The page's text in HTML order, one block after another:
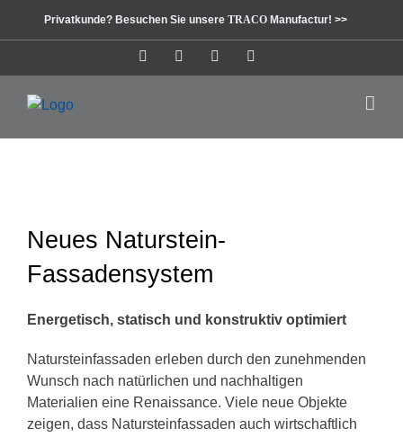
Privatkunde? Besuchen Sie unsere TRACO Manufactur! >>
InstagramFacebookPinterest
Neues Naturstein-
Fassadensystem
Energetisch, statisch und konstruktiv optimiert
Natursteinfassaden erleben durch den zunehmenden
Wunsch nach natürlichen und nachhaltigen
Materialien eine Renaissance. Viele neue Objekte
zeigen, dass Natursteinfassaden auch wirtschaftlich